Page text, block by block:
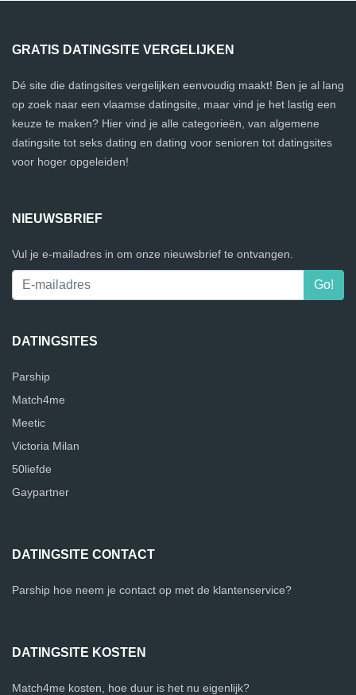
GRATIS DATINGSITE VERGELIJKEN
Dé site die datingsites vergelijken eenvoudig maakt! Ben je al lang
op zoek naar een vlaamse datingsite, maar vind je het lastig een
keuze te maken? Hier vind je alle categorieën, van algemene
datingsite tot seks dating en dating voor senioren tot datingsites
voor hoger opgeleiden!
NIEUWSBRIEF
Vul je e-mailadres in om onze nieuwsbrief te ontvangen.
DATINGSITES
Parship
Match4me
Meetic
Victoria Milan
50liefde
Gaypartner
DATINGSITE CONTACT
Parship hoe neem je contact op met de klantenservice?
DATINGSITE KOSTEN
Match4me kosten, hoe duur is het nu eigenlijk?